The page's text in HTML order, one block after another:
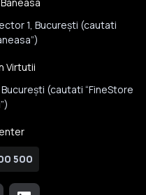
1, Bucureşti (cautati
Virtutii
(cautati “FineStore
500